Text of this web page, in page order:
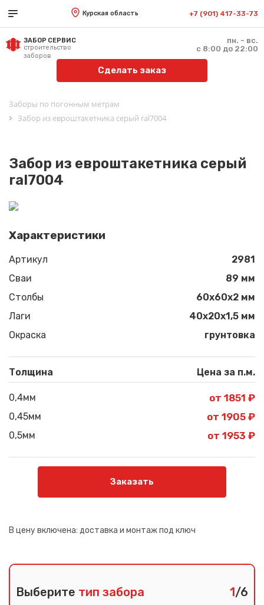
Курская область +7 (901) 417-33-73
ЗАБОР СЕРВИС
строительство
заборов
пн. - вс.
с 8:00 до 22:00
Сделать заказ
Заборы по погонным метрам
Забор из евроштакетника серый ral7004
Забор из евроштакетника серый
ral7004
Характеристики
Артикул
2981
Сваи
89 мм
Столбы
60х60х2 мм
Лаги
40х20х1,5 мм
Окраска
грунтовка
Толщина Цена за п.м.
0,4мм от 1851 ₽
0,45мм от 1905 ₽
0,5мм от 1953 ₽
Заказать
В цену включена: доставка и монтаж под ключ
Выберите тип забора 1/6